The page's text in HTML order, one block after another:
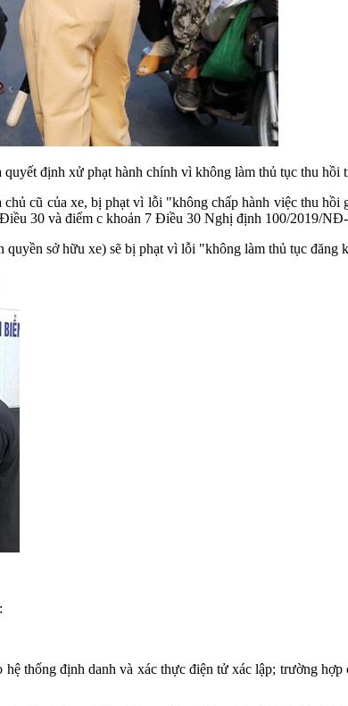
định xử phạt hành chính vì không làm thủ tục thu hồi
cũ của xe, bị phạt vì lỗi "không chấp hành việc thu
30 và điểm c khoản 7 Điều 30 Nghị định 100/2019/NĐ-
sở hữu xe) sẽ bị phạt vì lỗi "không làm thủ tục đăng
thống định danh và xác thực điện tử xác lập; trường